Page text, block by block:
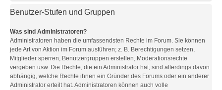
Benutzer-Stufen und Gruppen
Was sind Administratoren?
Administratoren haben die umfassendsten Rechte im Forum. Sie können
jede Art von Aktion im Forum ausführen; z. B. Berechtigungen setzen,
Mitglieder sperren, Benutzergruppen erstellen, Moderationsrechte
vergeben usw. Die Rechte, die ein Administrator hat, sind allerdings davon
abhängig, welche Rechte ihnen ein Gründer des Forums oder ein anderer
Administrator erteilt hat. Administratoren können auch volle